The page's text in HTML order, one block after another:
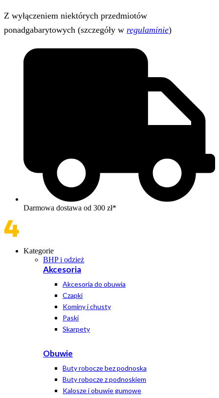
Z wyłączeniem niektórych przedmiotów
ponadgabarytowych (szczegóły w regulaminie)
Darmowa dostawa od 300 zł*
Kategorie
BHP i odzież
Akcesoria
Akcesoria do obuwia
Czapki
Kominy i chusty
Paski
Skarpety
Obuwie
Buty robocze bez podnoska
Buty robocze z podnoskiem
Kalosze i obuwie gumowe